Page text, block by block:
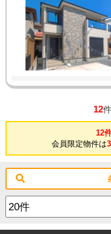
12
12
会員限定物件は